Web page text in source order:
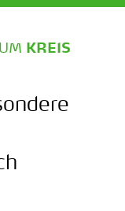
KREIS